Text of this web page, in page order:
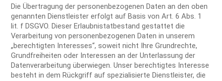
Die Übertragung der personenbezogenen Daten an den oben
genannten Dienstleister erfolgt auf Basis von Art. 6 Abs. 1
lit. f DSGVO. Dieser Erlaubnistatbestand gestattet die
Verarbeitung von personenbezogenen Daten in unserem
„berechtigten Interesses“, soweit nicht Ihre Grundrechte,
Grundfreiheiten oder Interessen an der Unterlassung der
Datenverarbeitung überwiegen. Unser berechtigtes Interesse
besteht in dem Rückgriff auf spezialisierte Dienstleister, die